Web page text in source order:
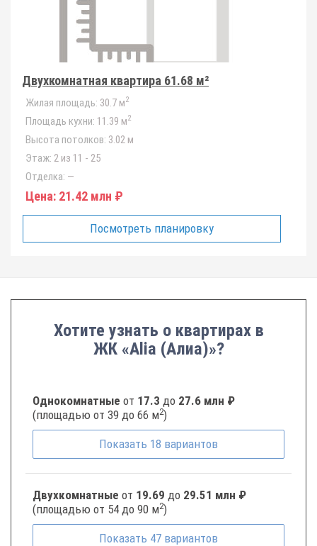
Двухкомнатная квартира 61.68 м²
Жилая площадь: 30.7 м2
Площадь кухни: 11.39 м2
Высота потолков: 3.02 м
Этаж: 2 из 11 - 25
Отделка: —
Цена: 21.42 млн ₽
Посмотреть планировку
Хотите узнать о квартирах в
ЖК «Alia (Алиа)»?
Однокомнатные от 17.3 до 27.6 млн ₽
(площадью от 39 до 66 м2)
Показать 18 вариантов
Двухкомнатные от 19.69 до 29.51 млн ₽
(площадью от 54 до 90 м2)
Показать 47 вариантов